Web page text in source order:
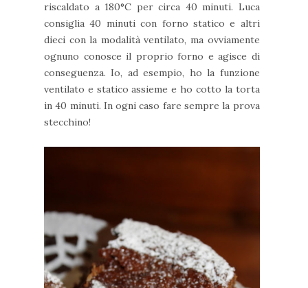
riscaldato a 180°C per circa 40 minuti. Luca
consiglia 40 minuti con forno statico e altri
dieci con la modalità ventilato, ma ovviamente
ognuno conosce il proprio forno e agisce di
conseguenza. Io, ad esempio, ho la funzione
ventilato e statico assieme e ho cotto la torta
in 40 minuti. In ogni caso fare sempre la prova
stecchino!